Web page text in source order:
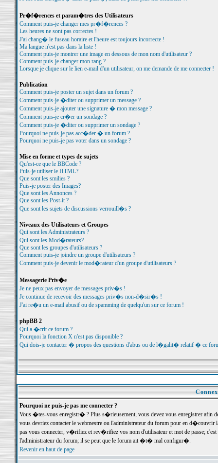
Pr�f�rences et param�tres des Utilisateurs
Comment puis-je changer mes pr�f�rences ?
Les heures ne sont pas correctes !
J'ai chang� le fuseau horaire et l'heure est toujours incorrecte !
Ma langue n'est pas dans la liste !
Comment puis-je montrer une image en dessous de mon nom d'utilisateur ?
Comment puis-je changer mon rang ?
Lorsque je clique sur le lien e-mail d'un utilisateur, on me demande de me connecter !
Publication
Comment puis-je poster un sujet dans un forum ?
Comment puis-je �diter ou supprimer un message ?
Comment puis-je ajouter une signature � mon message ?
Comment puis-je cr�er un sondage ?
Comment puis-je �diter ou supprimer un sondage ?
Pourquoi ne puis-je pas acc�der � un forum ?
Pourquoi ne puis-je pas voter dans un sondage ?
Mise en forme et types de sujets
Qu'est-ce que le BBCode ?
Puis-je utiliser le HTML?
Que sont les smilies ?
Puis-je poster des Images?
Que sont les Annonces ?
Que sont les Post-it ?
Que sont les sujets de discussions verrouill�s ?
Niveaux des Utilisateurs et Groupes
Qui sont les Administrateurs ?
Qui sont les Mod�rateurs?
Que sont les groupes d'utilisateurs ?
Comment puis-je joindre un groupe d'utilisateurs ?
Comment puis-je devenir le mod�rateur d'un groupe d'utilisateurs ?
Messagerie Priv�e
Je ne peux pas envoyer de messages priv�s !
Je continue de recevoir des messages priv�s non-d�sir�s !
J'ai re�u un e-mail abusif ou de spamming de quelqu'un sur ce forum !
phpBB 2
Qui a �crit ce forum ?
Pourquoi la fonction X n'est pas disponible ?
Qui dois-je contacter � propos des questions d'abus ou de l�galit� relatif � ce
Pourquoi ne puis-je pas me connecter ?
Vous �tes-vous enregistr� ? Plus s�rieusement, vous devez vous enregistrer
vous devriez contacter le webmestre ou l'administrateur du forum pour en
pas vous connecter, v�rifiez et rev�rifiez vos nom d'utilisateur et mot de passe;
l'administrateur du forum; il se peut que le forum ait �t� mal configur�.
Revenir en haut de page